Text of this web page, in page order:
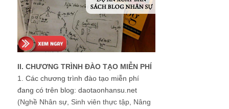
II. CHƯƠNG TRÌNH ĐÀO TẠO MIỄN PHÍ
1. Các chương trình đào tạo miễn phí
đang có trên blog: daotaonhansu.net
(Nghề Nhân sự, Sinh viên thực tập, Nâng